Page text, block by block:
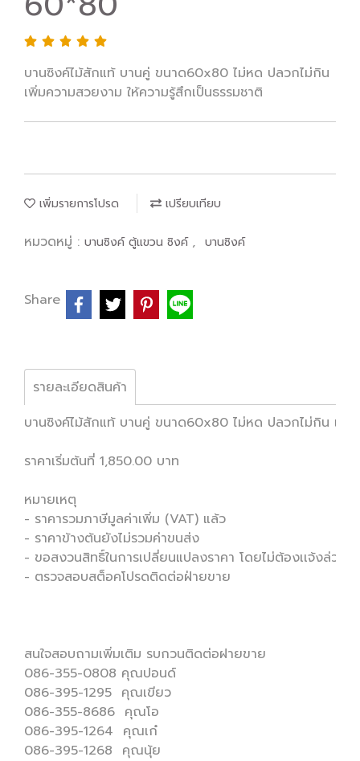
บานซิงค์ไม้สักแท้ บานคู่ ขนาด60x80 ไม่หด ปลวกไม่กิน
เพิ่มความสวยงาม ให้ความรู้สึกเป็นธรรมชาติ
เพิ่มรายการโปรด เปรียบเทียบ
หมวดหมู่ : บานซิงค์ ตู้แขวน ซิงค์ , บานซิงค์
Share
รายละเอียดสินค้า
บานซิงค์ไม้สักแท้ บานคู่ ขนาด60x80 ไม่หด ปลวกไม่กิน เพิ่ม
ราคาเริ่มต้นที่ 1,850.00 บาท
หมายเหตุ
- ราคารวมภาษีมูลค่าเพิ่ม (VAT) แล้ว
- ราคาข้างต้นยังไม่รวมค่าขนส่ง
- ขอสงวนสิทธิ์ในการเปลี่ยนแปลงราคา โดยไม่ต้องเเจ้งล่วงห
- ตรวจสอบสต็อคโปรดติดต่อฝ่ายขาย
สนใจสอบถามเพิ่มเติม รบกวนติดต่อฝายขาย
086-355-0808 คุณปอนด์
086-395-1295 คุณเขียว
086-355-8686 คุณโอ
086-395-1264 คุณเก๋
086-395-1268 คุณนุ้ย